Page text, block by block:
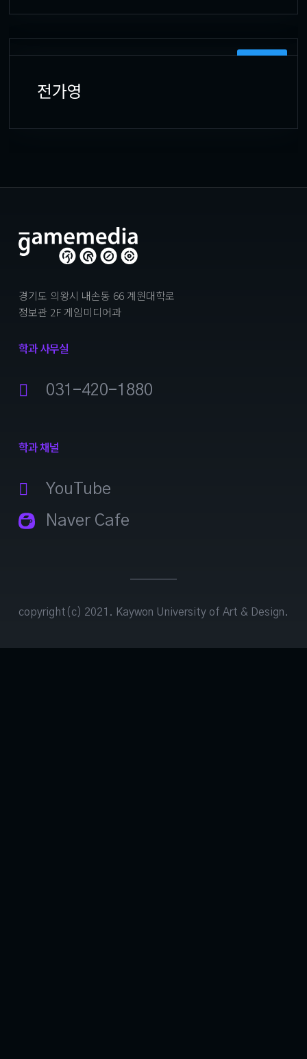
전가영
경기도 의왕시 내손동 66 계원대학로
정보관 2F 게임미디어과
학과 사무실
031-420-1880
학과 채널
YouTube
Naver Cafe
copyright(c) 2021. Kaywon University of Art & Design.